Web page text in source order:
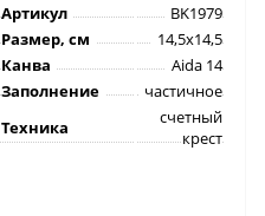
Артикул
BK1979
Размер, см
14,5х14,5
Канва
Aida 14
Заполнение
частичное
Техника
счетный
крест